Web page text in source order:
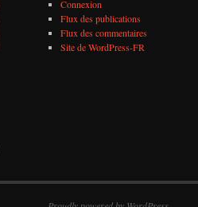
Connexion
Flux des publications
Flux des commentaires
Site de WordPress-FR